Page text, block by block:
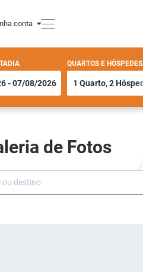
conta
QUARTOS E HÓSPEDES
de Fotos